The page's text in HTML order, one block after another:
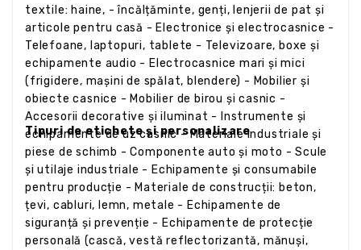
textile: haine, - încălțăminte, genți, lenjerii de pat și
articole pentru casă - Electronice și electrocasnice -
Telefoane, laptopuri, tablete - Televizoare, boxe și
echipamente audio - Electrocasnice mari și mici
(frigidere, mașini de spălat, blendere) - Mobilier și
obiecte casnice - Mobilier de birou și casnic -
Accesorii decorative și iluminat - Instrumente și
echipamente de uz casnic - Materiale industriale și
piese de schimb - Componente auto și moto - Scule
și utilaje industriale - Echipamente și consumabile
pentru producție - Materiale de construcții: beton,
țevi, cabluri, lemn, metale - Echipamente de
siguranță și prevenție - Echipamente de protecție
personală (cască, vestă reflectorizantă, mănuși,
Tipuri de etichete și personalizare